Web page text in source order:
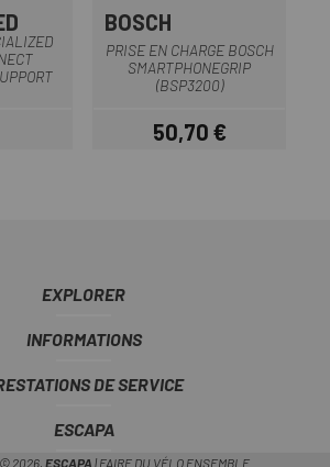
BOSCH
PRISE EN CHARGE BOSCH
SMARTPHONEGRIP
(BSP3200)
Prix
50,70 €
EXPLORER
INFORMATIONS
DE SERVICE
ESCAPA
2026, ESCAPA | FAIRE DU VÉLO ENSEMBLE